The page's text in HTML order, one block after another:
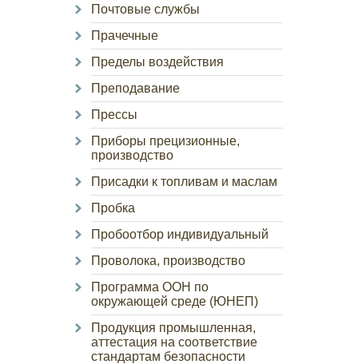
Почтовые службы
Прачечные
Пределы воздействия
Преподавание
Прессы
Приборы прецизионные,
производство
Присадки к топливам и маслам
Пробка
Пробоотбор индивидуальный
Проволока, производство
Программа ООН по
окружающей среде (ЮНЕП)
Продукция промышленная,
аттестация на соответствие
стандартам безопасности